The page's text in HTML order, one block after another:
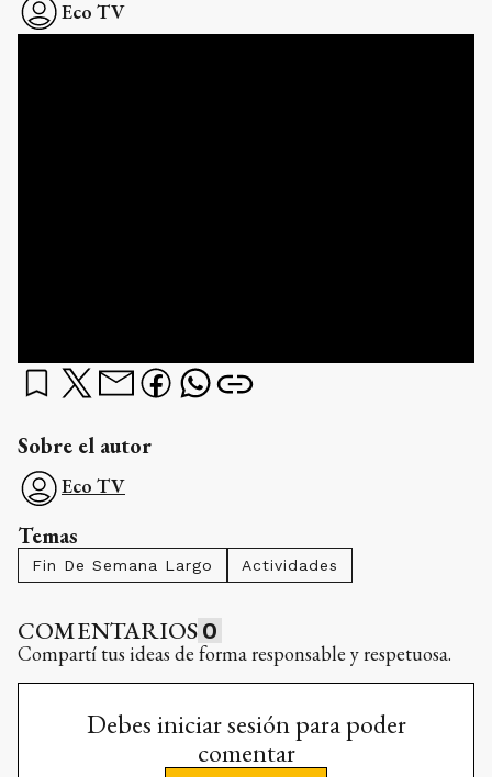
Eco TV
Sobre el autor
Eco TV
Temas
Fin De Semana Largo Actividades
COMENTARIOS 0
Compartí tus ideas de forma responsable y respetuosa.
Debes iniciar sesión para poder
comentar